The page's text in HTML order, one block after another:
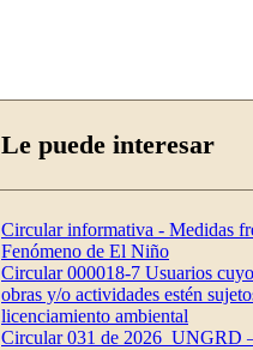
Le puede interesar
Circular informativa - Medidas
Fenómeno de El Niño
Circular 000018-7 Usuarios
obras y/o actividades estén
licenciamiento ambiental
Circular 031 de 2026_UNGRD